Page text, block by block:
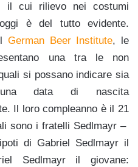
il cui rilievo nei costumi
è del tutto evidente.
German Beer Institute, le
una tra le non
si possano indicare sia
data di nascita
Il loro compleanno è il 21
sono i fratelli Sedlmayr –
di Gabriel Sedlmayr il
Sedlmayr il giovane: